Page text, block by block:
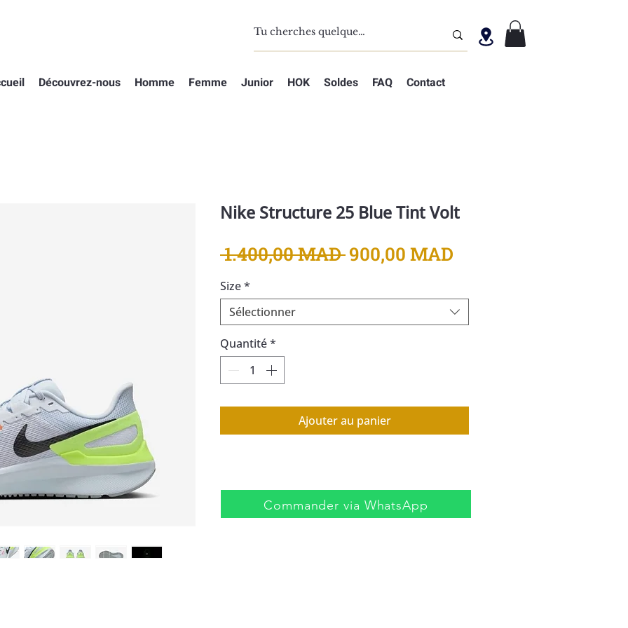
Découvrez-nous Homme Femme Junior HOK Soldes FAQ Contact
Nike Structure 25 Blue Tint Volt
1.400,00 MAD Prix
900,00 MAD
Size*
Sélectionner
Quantité*
Ajouter au panier
Commander via WhatsApp